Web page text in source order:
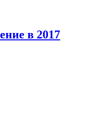
в 2017